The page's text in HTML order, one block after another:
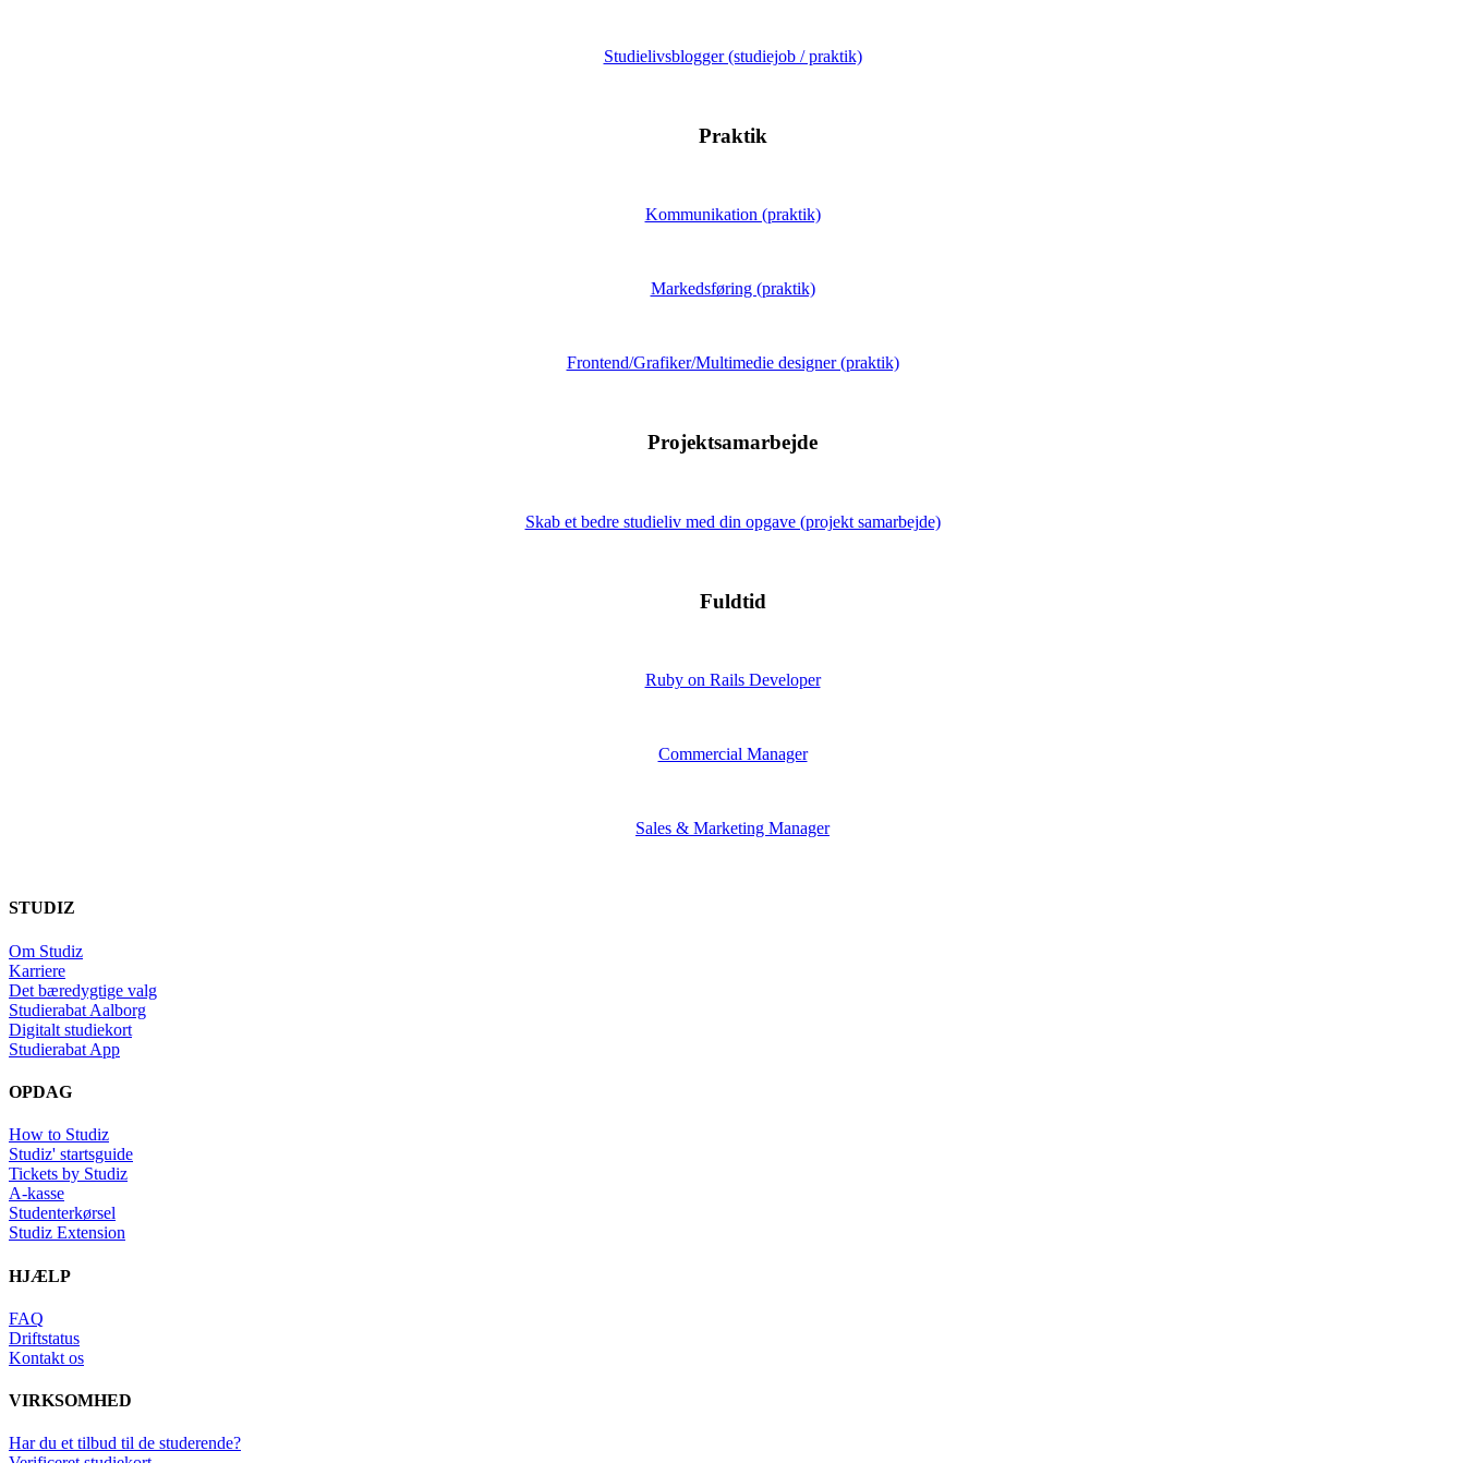
Studielivsblogger (studiejob / praktik)
Praktik
Kommunikation (praktik)
Markedsføring (praktik)
Frontend/Grafiker/Multimedie designer (praktik)
Projektsamarbejde
Skab et bedre studieliv med din opgave (projekt samarbejde)
Fuldtid
Ruby on Rails Developer
Commercial Manager
Sales & Marketing Manager
STUDIZ
Om Studiz
Karriere
Det bæredygtige valg
Studierabat Aalborg
Digitalt studiekort
Studierabat App
OPDAG
How to Studiz
Studiz' startsguide
Tickets by Studiz
A-kasse
Studenterkørsel
Studiz Extension
HJÆLP
FAQ
Driftstatus
Kontakt os
VIRKSOMHED
Har du et tilbud til de studerende?